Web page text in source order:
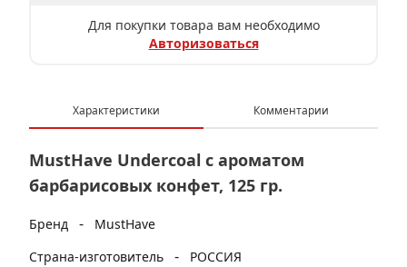
Для покупки товара вам необходимо
Авторизоваться
Характеристики Комментарии
MustHave Undercoal с ароматом
барбарисовых конфет, 125 гр.
Бренд -
MustHave
Страна-изготовитель
-
РОССИЯ